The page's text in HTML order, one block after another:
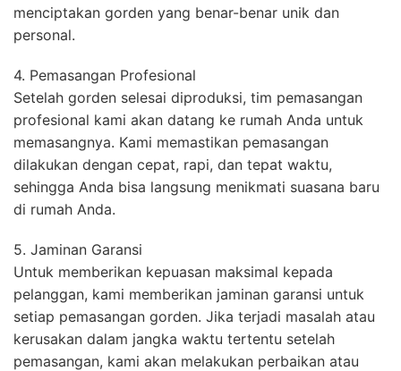
menciptakan gorden yang benar-benar unik dan
personal.
4. Pemasangan Profesional
Setelah gorden selesai diproduksi, tim pemasangan
profesional kami akan datang ke rumah Anda untuk
memasangnya. Kami memastikan pemasangan
dilakukan dengan cepat, rapi, dan tepat waktu,
sehingga Anda bisa langsung menikmati suasana baru
di rumah Anda.
5. Jaminan Garansi
Untuk memberikan kepuasan maksimal kepada
pelanggan, kami memberikan jaminan garansi untuk
setiap pemasangan gorden. Jika terjadi masalah atau
kerusakan dalam jangka waktu tertentu setelah
pemasangan, kami akan melakukan perbaikan atau